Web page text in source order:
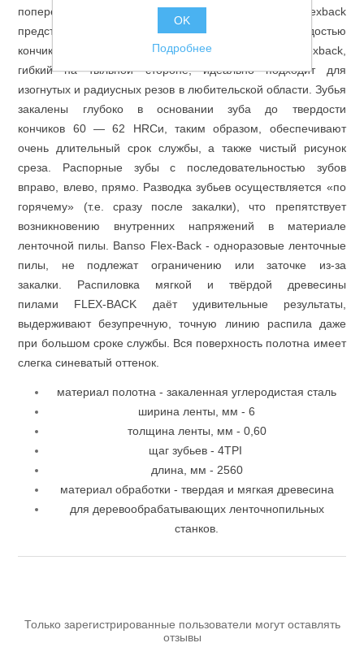
Грузоподъемное оборудование
Пневмоинструменты
поперечных срезов мягкой и твердой древесины. Flexback
представляет собой компромисс между твердостью
кончиков зубьев и «мягкой» задней частью зуба — Flexback,
гибкий на тыльной стороне, идеально подходит для
изогнутых и радиусных резов в любительской области. Зубья
закалены глубоко в основании зуба до твердости
кончиков 60 — 62 HRCи, таким образом, обеспечивают
очень длительный срок службы, а также чистый рисунок
среза. Распорные зубы с последовательностью зубов
вправо, влево, прямо. Разводка зубьев осуществляется «по
горячему» (т.е. сразу после закалки), что препятствует
возникновению внутренних напряжений в материале
ленточной пилы. Banso Flex-Back - одноразовые ленточные
пилы, не подлежат ограничению или заточке из-за
закалки. Распиловка мягкой и твёрдой древесины
пилами FLEX-BACK даёт удивительные результаты,
выдерживают безупречную, точную линию распила даже
при большом сроке службы. Вся поверхность полотна имеет
слегка синеватый оттенок.
материал полотна - закаленная углеродистая сталь
ширина ленты, мм - 6
толщина ленты, мм - 0,60
щаг зубьев - 4TPI
длина, мм - 2560
материал обработки - твердая и мягкая древесина
для деревообрабатывающих ленточнопильных
станков.
Только зарегистрированные пользователи могут оставлять
отзывы
OK
Подробнее